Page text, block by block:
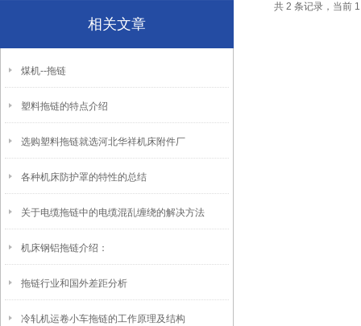
相关文章
煤机--拖链
塑料拖链的特点介绍
选购塑料拖链就选河北华祥机床附件厂
各种机床防护罩的特性的总结
关于电缆拖链中的电缆混乱缠绕的解决方法
机床钢铝拖链介绍：
拖链行业和国外差距分析
冷轧机运卷小车拖链的工作原理及结构
共 2 条记录，当前